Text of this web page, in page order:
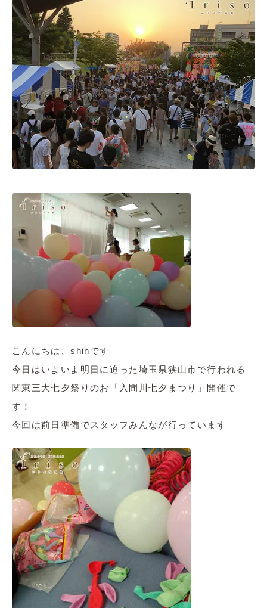
こんにちは、shinです
今日はいよいよ明日に迫った埼玉県狭山市で行われる
関東三大七夕祭りのお「入間川七夕まつり」開催で
す！
今回は前日準備でスタッフみんなが行っています